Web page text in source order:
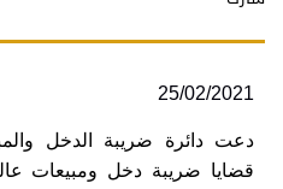
25/02/2021
دعت دائرة ضريبة الدخل
قضايا ضريبة دخل ومبيعات‏